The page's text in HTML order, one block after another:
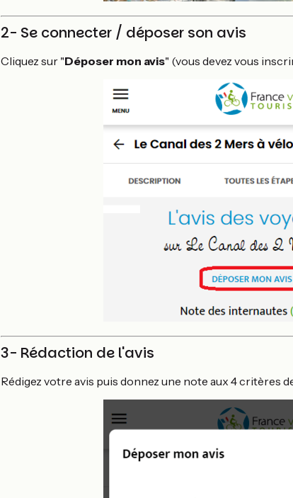
2- Se connecter / déposer son avis
Cliquez sur "Déposer mon avis" (vous devez vous
3- Rédaction de l'avis
Rédigez votre avis puis donnez une note aux 4 critères